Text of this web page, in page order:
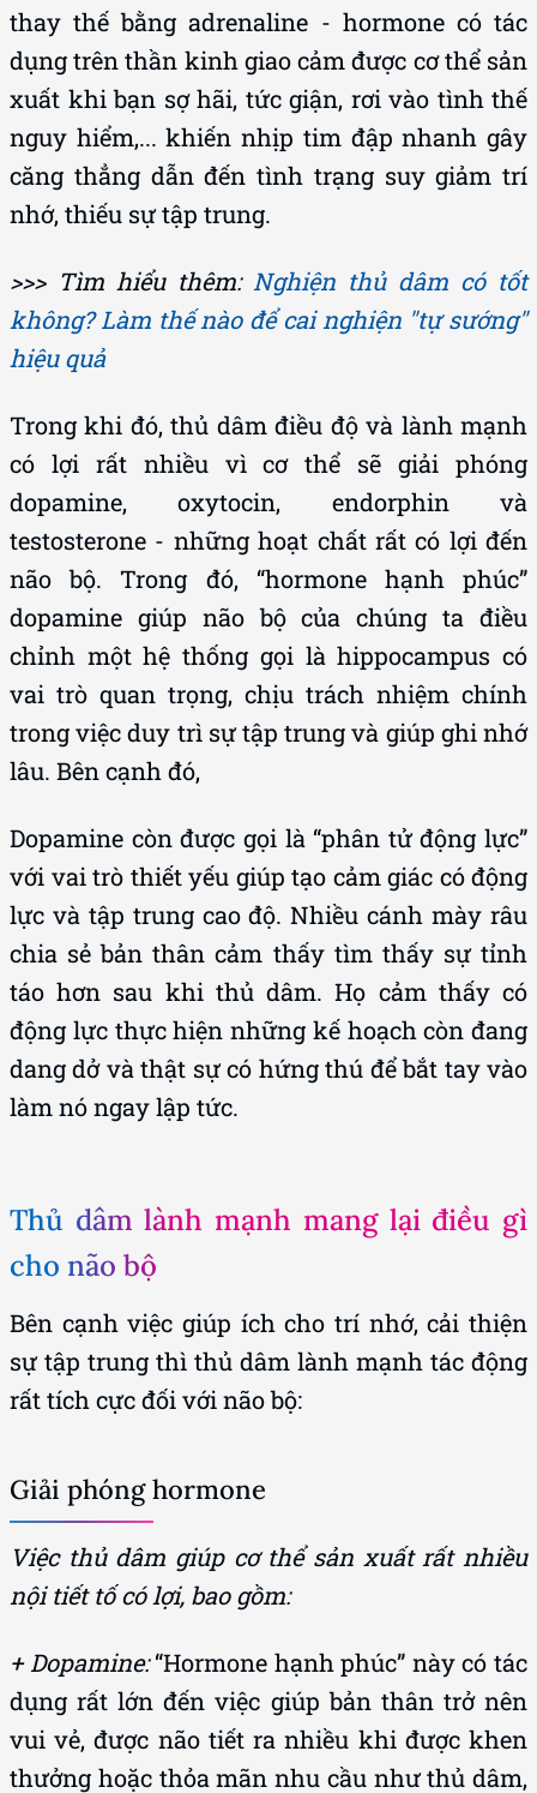
thay thế bằng adrenaline - hormone có tác
dụng trên thần kinh giao cảm được cơ thể sản
xuất khi bạn sợ hãi, tức giận, rơi vào tình thế
nguy hiểm,... khiến nhịp tim đập nhanh gây
căng thẳng dẫn đến tình trạng suy giảm trí
nhớ, thiếu sự tập trung.
>>> Tìm hiểu thêm: Nghiện thủ dâm có tốt
không? Làm thế nào để cai nghiện "tự sướng"
hiệu quả
Trong khi đó, thủ dâm điều độ và lành mạnh
có lợi rất nhiều vì cơ thể sẽ giải phóng
dopamine, oxytocin, endorphin và
testosterone - những hoạt chất rất có lợi đến
não bộ. Trong đó, “hormone hạnh phúc”
dopamine giúp não bộ của chúng ta điều
chỉnh một hệ thống gọi là hippocampus có
vai trò quan trọng, chịu trách nhiệm chính
trong việc duy trì sự tập trung và giúp ghi nhớ
lâu. Bên cạnh đó,
Dopamine còn được gọi là “phân tử động lực”
với vai trò thiết yếu giúp tạo cảm giác có động
lực và tập trung cao độ. Nhiều cánh mày râu
chia sẻ bản thân cảm thấy tìm thấy sự tỉnh
táo hơn sau khi thủ dâm. Họ cảm thấy có
động lực thực hiện những kế hoạch còn đang
dang dở và thật sự có hứng thú để bắt tay vào
làm nó ngay lập tức.
Thủ dâm lành mạnh mang lại điều gì
cho não bộ
Bên cạnh việc giúp ích cho trí nhớ, cải thiện
sự tập trung thì thủ dâm lành mạnh tác động
rất tích cực đối với não bộ:
Giải phóng hormone
Việc thủ dâm giúp cơ thể sản xuất rất nhiều
nội tiết tố có lợi, bao gồm:
+ Dopamine:“Hormone hạnh phúc” này có tác
dụng rất lớn đến việc giúp bản thân trở nên
vui vẻ, được não tiết ra nhiều khi được khen
thưởng hoặc thỏa mãn nhu cầu như thủ dâm,